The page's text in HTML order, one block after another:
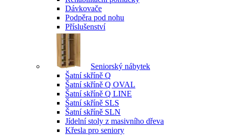
Dávkovače
Podpěra pod nohu
Příslušenství
Seniorský nábytek
Šatní skříně Q
Šatní skříně Q OVAL
Šatní skříně Q LINE
Šatní skříně SLS
Šatní skříně SLN
Jídelní stoly z masivního dřeva
Křesla pro seniory